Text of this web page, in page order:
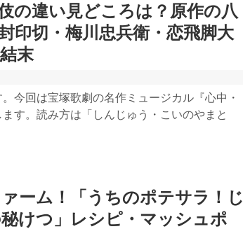
の違い見どころは？原作の八
印切・梅川忠兵衛・恋飛脚大
末
今回は宝塚歌劇の名作ミュージカル『心中・
す。読み方は「しんじゅう・こいのやまと
ーム！「うちのポテサラ！じ
けつ」レシピ・マッシュポ